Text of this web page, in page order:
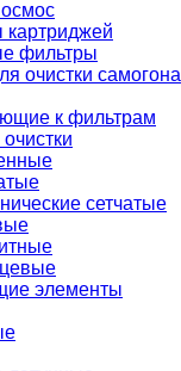
картриджей
фильтры
очистки самогона
к фильтрам
сетчатые
элементы